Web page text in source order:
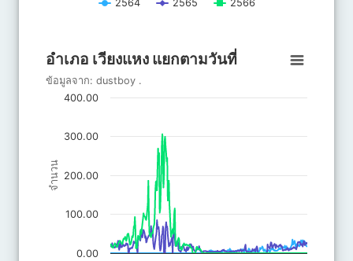
2564 2565 2566
อำเภอ เวียงแหง แยกตามวันที่
Line chart with 3 lines.
ข้อมูลจาก: dustboy .
จำนวน
อำเภอ เวียงแหง แยกตามวันที่
ข้อมูลจาก: dustboy .
0.00
100.00
200.00
300.00
400.00